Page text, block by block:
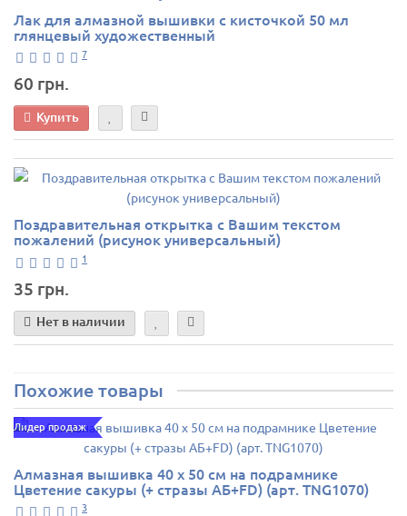
Лак для алмазной вышивки с кисточкой 50 мл
глянцевый художественный
7
60 грн.
Купить
Поздравительная открытка с Вашим текстом
пожалений (рисунок универсальный)
1
35 грн.
Нет в наличии
Похожие товары
Лидер продаж
Алмазная вышивка 40 х 50 см на подрамнике
Цветение сакуры (+ стразы АБ+FD) (арт. TNG1070)
3